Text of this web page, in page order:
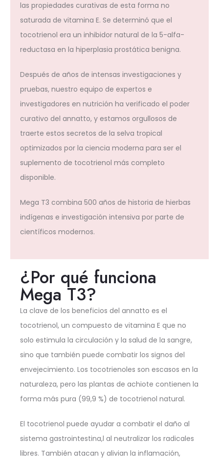
las propiedades curativas de esta forma no
saturada de vitamina E. Se determinó que el
tocotrienol era un inhibidor natural de la 5-alfa-
reductasa en la hiperplasia prostática benigna.
Después de años de intensas investigaciones y
pruebas, nuestro equipo de expertos e
investigadores en nutrición ha verificado el poder
curativo del annatto, y estamos orgullosos de
traerte estos secretos de la selva tropical
optimizados por la ciencia moderna para ser el
suplemento de tocotrienol más completo
disponible.
Mega T3 combina 500 años de historia de hierbas
indígenas e investigación intensiva por parte de
científicos modernos.
¿Por qué funciona
Mega T3?
La clave de los beneficios del annatto es el
tocotrienol, un compuesto de vitamina E que no
solo estimula la circulación y la salud de la sangre,
sino que también puede combatir los signos del
envejecimiento. Los tocotrienoles son escasos en la
naturaleza, pero las plantas de achiote contienen la
forma más pura (99,9 %) de tocotrienol natural.
El tocotrienol puede ayudar a combatir el daño al
sistema gastrointestina,l al neutralizar los radicales
libres. También atacan y alivian la inflamación,